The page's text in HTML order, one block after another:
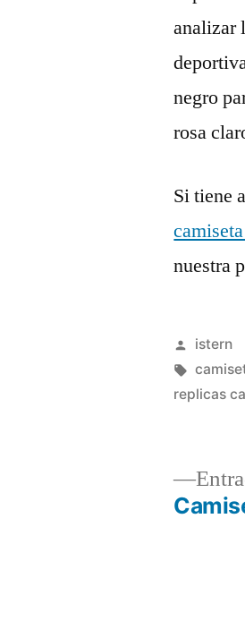
analizar
negro
rosa
Si tiene
nuestra
por
istern
replicas
Navegación